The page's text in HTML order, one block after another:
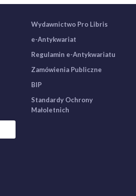
Wydawnictwo Pro Libris
e-Antykwariat
Regulamin e-Antykwariatu
Zamówienia Publiczne
BIP
Standardy Ochrony
Małoletnich